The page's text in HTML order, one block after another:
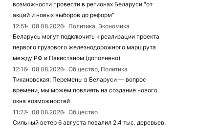
возможности провести в регионах Беларуси "от
акций и новых выборов до реформ"
12:51
08.08.2026
Политика, Экономика
Беларусь могут подключить к реализации проекта
первого грузового железнодорожного маршрута
между РФ и Пакистаном (дополнено)
12:16
08.08.2026
Общество, Политика
Тихановская: Перемены в Беларуси — вопрос
времени, мы можем повлиять на создание нового
окна возможностей
11:27
08.08.2026
Общество
Сильный ветер 6 августа повалил 2,4 тыс. деревьев,